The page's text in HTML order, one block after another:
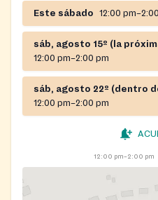
Este sábado 12:00
sáb, agosto 15º (la
12:00 pm–2:00 pm
sáb, agosto 22º (dentro
12:00 pm–2:00 pm
12:00 pm–2:00 pm